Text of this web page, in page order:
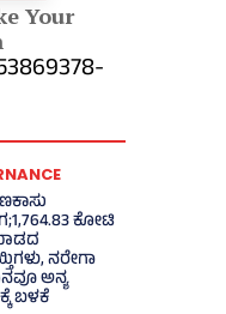
Your
ಕೋಟಿ
ನರೇಗಾ
ಅನ್ಯ
ಬಳಕೆ